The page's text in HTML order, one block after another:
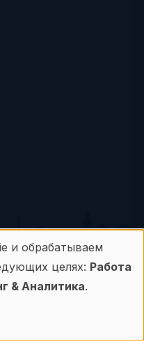
с данного
и обрабатываем
целях: Работа
& Аналитика.